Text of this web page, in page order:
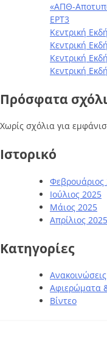
«ΑΠΘ-
ΕΡΤ3
Κεντρική
Κεντρική
Κεντρική
Κεντρική
Πρόσφατα
Χωρίς σχόλια για
Ιστορικό
Φεβρουάριος
Ιούλιος 2025
Μάιος 2025
Απρίλιος 2025
Kατηγορίες
Ανακοινώσεις
Αφιερώματα
Βίντεο